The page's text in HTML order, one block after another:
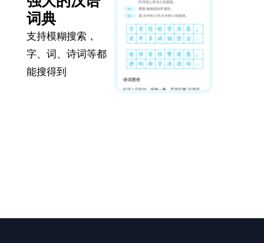
词典
支持模糊搜索，
字、词、诗词等都
能搜得到